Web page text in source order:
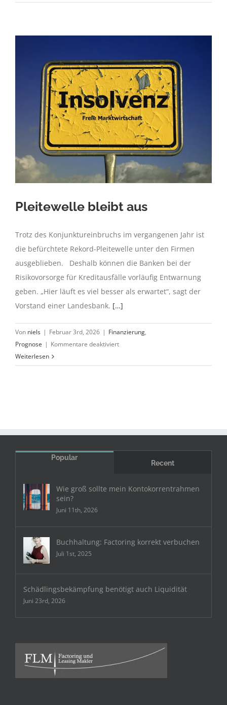
Erwachen
Pleitewelle bleibt aus
Trotz des Konjunktureinbruchs im vergangenen Jahr ist
die befürchtete Rekord-Pleitewelle unter den Firmen
ausgeblieben. Deshalb können die Banken bei der
Risikovorsorge für Kreditausfälle vorläufig Entwarnung
geben. „Hier läuft es viel besser als erwartet“, sagt der
Vorstand einer Landesbank. […]
Von niels | Februar 3rd, 2026 | Finanzierung,
Prognose | Kommentare deaktiviertfür
bleibt
Weiterlesen
Popular
Recent
Wie groß sollte mein Kontokorrentrahmen
sein?
Juni 11th, 2026
Buchhaltung: Factoring korrekt verbuchen
Juli 1st, 2025
Schädlingsbekämpfung benötigt auch Liquidität
Juni 23rd, 2026